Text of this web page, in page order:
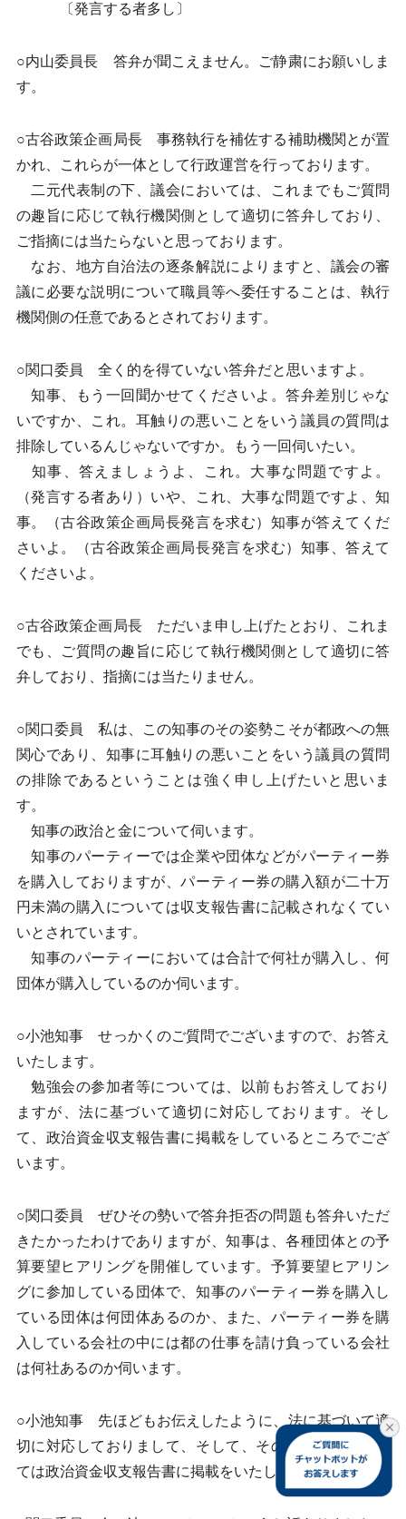
〔発言する者多し〕
○内山委員長 答弁が聞こえません。ご静粛にお願いしま
す。
○古谷政策企画局長 事務執行を補佐する補助機関とが置
かれ、これらが一体として行政運営を行っております。
二元代表制の下、議会においては、これまでもご質問
の趣旨に応じて執行機関側として適切に答弁しており、
ご指摘には当たらないと思っております。
なお、地方自治法の逐条解説によりますと、議会の審
議に必要な説明について職員等へ委任することは、執行
機関側の任意であるとされております。
○関口委員 全く的を得ていない答弁だと思いますよ。
知事、もう一回聞かせてくださいよ。答弁差別じゃな
いですか、これ。耳触りの悪いことをいう議員の質問は
排除しているんじゃないですか。もう一回伺いたい。
知事、答えましょうよ、これ。大事な問題ですよ。
（発言する者あり）いや、これ、大事な問題ですよ、知
事。（古谷政策企画局長発言を求む）知事が答えてくだ
さいよ。（古谷政策企画局長発言を求む）知事、答えて
くださいよ。
○古谷政策企画局長 ただいま申し上げたとおり、これま
でも、ご質問の趣旨に応じて執行機関側として適切に答
弁しており、指摘には当たりません。
○関口委員 私は、この知事のその姿勢こそが都政への無
関心であり、知事に耳触りの悪いことをいう議員の質問
の排除であるということは強く申し上げたいと思いま
す。
知事の政治と金について伺います。
知事のパーティーでは企業や団体などがパーティー券
を購入しておりますが、パーティー券の購入額が二十万
円未満の購入については収支報告書に記載されなくてい
いとされています。
知事のパーティーにおいては合計で何社が購入し、何
団体が購入しているのか伺います。
○小池知事 せっかくのご質問でございますので、お答え
いたします。
勉強会の参加者等については、以前もお答えしており
ますが、法に基づいて適切に対応しております。そし
て、政治資金収支報告書に掲載をしているところでござ
います。
○関口委員 ぜひその勢いで答弁拒否の問題も答弁いただ
きたかったわけでありますが、知事は、各種団体との予
算要望ヒアリングを開催しています。予算要望ヒアリン
グに参加している団体で、知事のパーティー券を購入し
ている団体は何団体あるのか、また、パーティー券を購
入している会社の中には都の仕事を請け負っている会社
は何社あるのか伺います。
○小池知事 先ほどもお伝えしたように、法に基づいて適
切に対応しておりまして、そして、その内容につきまし
ては政治資金収支報告書に掲載をいたしております。